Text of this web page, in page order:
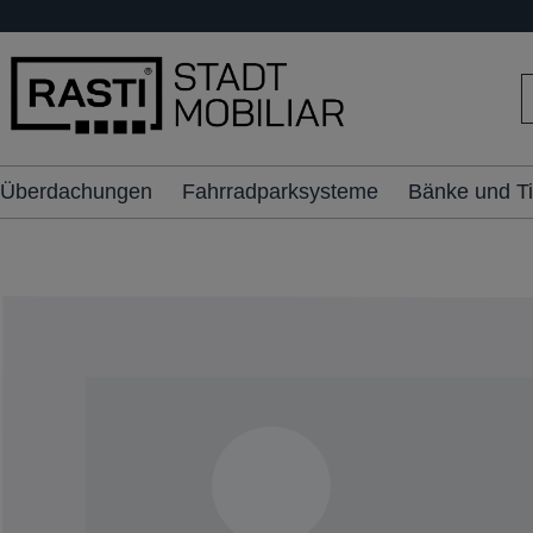
springen
Überdachungen Fahrradparksysteme Bänke und